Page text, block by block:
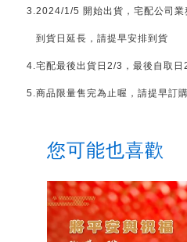
3.2024/1/5 開始出貨，宅配公司業
到貨日延長，請提早安排到貨
4.宅配最後出貨日2/3，最後自取日
5.商品限量售完為止喔，請提早訂購
您可能也喜歡